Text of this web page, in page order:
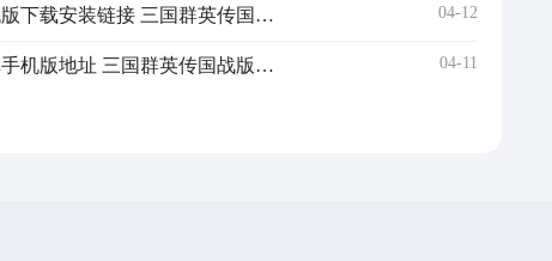
大家介绍一下，玩家不再是旁观者，而是成为了故事的
国战版】最新...
三国群英传国战版安卓手机版下载安装链接 三国群英传国战版最新版本下载链接 04-12
三国群英传国战版预约安卓手机版地址 三国群英传国战版最新下载链接 04-11